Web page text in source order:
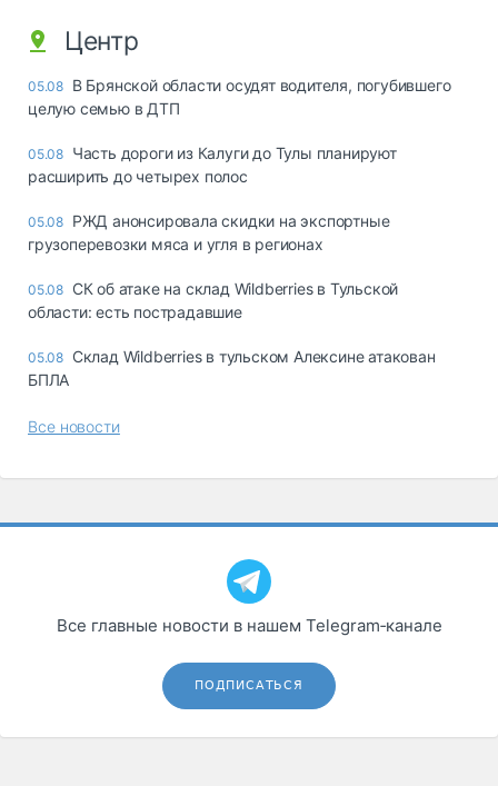
Центр
05.08 В Брянской области осудят водителя, погубившего
целую семью в ДТП
05.08 Часть дороги из Калуги до Тулы планируют
расширить до четырех полос
05.08 РЖД анонсировала скидки на экспортные
грузоперевозки мяса и угля в регионах
05.08 СК об атаке на склад Wildberries в Тульской
области: есть пострадавшие
05.08 Склад Wildberries в тульском Алексине атакован
БПЛА
Все новости
Все главные новости в нашем Telegram‑канале
ПОДПИСАТЬСЯ